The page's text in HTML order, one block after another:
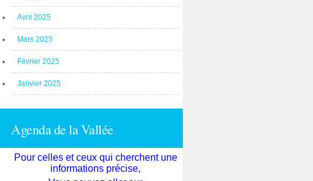
Avril 2025
Mars 2025
Février 2025
Janvier 2025
Agenda de la Vallée
Pour celles et ceux qui cherchent une
informations précise,